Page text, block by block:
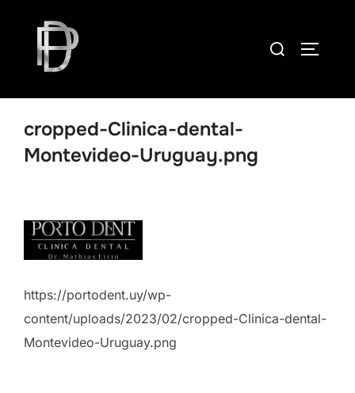
content
Search
cropped-Clinica-dental-
Montevideo-Uruguay.png
https://portodent.uy/wp-
content/uploads/2023/02/cropped-Clinica-dental-
Montevideo-Uruguay.png